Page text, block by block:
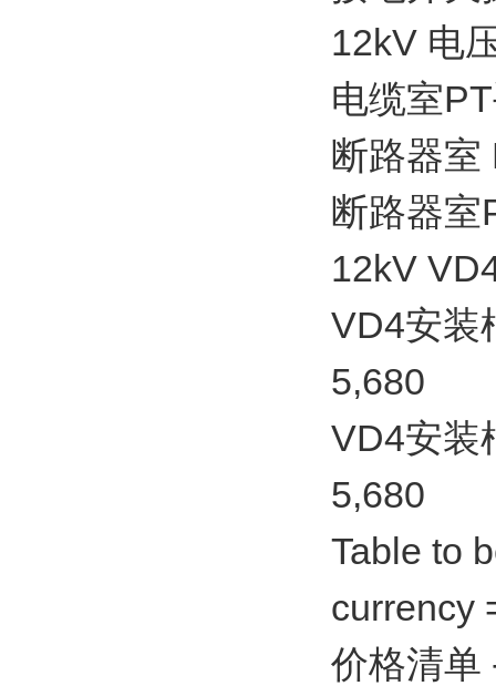
12kV 电
电缆室
断路器室
断路器室
12kV
VD4安装
5,680
VD4安装
5,680
Table to
currency
价格清单